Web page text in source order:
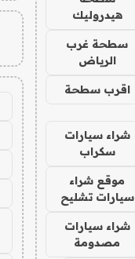
هيدروليك
سطحة غرب
الرياض
اقرب سطحة
شراء سيارات
سكراب
موقع شراء
سيارات تشليح
شراء سيارات
مصدومة